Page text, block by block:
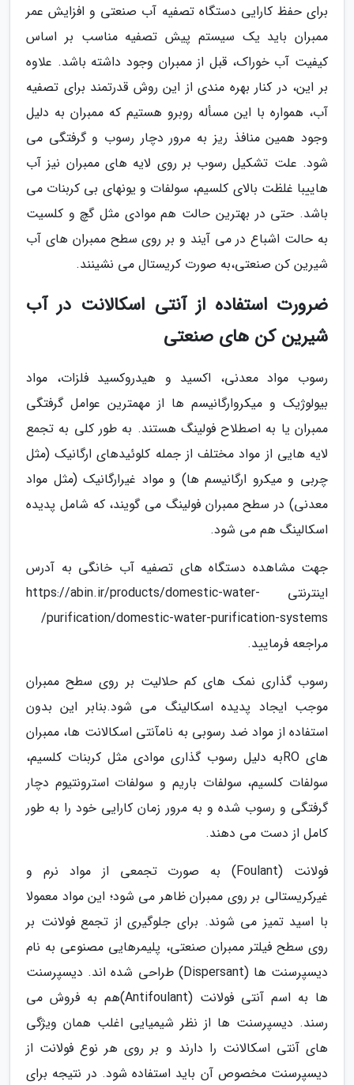
برای حفظ کارایی دستگاه تصفیه آب صنعتی و افزایش عمر
ممبران باید یک سیستم پیش تصفیه مناسب بر اساس
کیفیت آب خوراک، قبل از ممبران وجود داشته باشد. علاوه
بر این، در کنار بهره مندی از این روش قدرتمند برای تصفیه
آب، همواره با این مسأله روبرو هستیم که ممبران به دلیل
وجود همین منافذ ریز به مرور دچار رسوب و گرفتگی می
شود. علت تشکیل رسوب بر روی لایه های ممبران نیز آب
هاییبا غلظت بالای کلسیم، سولفات و یونهای بی کربنات می
باشد. حتی در بهترین حالت هم موادی مثل گچ و کلسیت
به حالت اشباع در می آیند و بر روی سطح ممبران های آب
شیرین کن صنعتی،به صورت کریستال می نشینند.
ضرورت استفاده از آنتی اسکالانت در آب
شیرین کن های صنعتی
رسوب مواد معدنی، اکسید و هیدروکسید فلزات، مواد
بیولوژیک و میکروارگانیسم ها از مهمترین عوامل گرفتگی
ممبران یا به اصطلاح فولینگ هستند. به طور کلی به تجمع
لایه هایی از مواد مختلف از جمله کلوئیدهای ارگانیک (مثل
چربی و میکرو ارگانیسم ها) و مواد غیرارگانیک (مثل مواد
معدنی) در سطح ممبران فولینگ می گویند، که شامل پدیده
اسکالینگ هم می شود.
جهت مشاهده دستگاه های تصفیه آب خانگی به آدرس
اینترنتی https://abin.ir/products/domestic-water-
purification/domestic-water-purification-systems/
مراجعه فرمایید.
رسوب گذاری نمک های کم حلالیت بر روی سطح ممبران
موجب ایجاد پدیده اسکالینگ می شود.بنابر این بدون
استفاده از مواد ضد رسوبی به نامآنتی اسکالانت ها، ممبران
های ROبه دلیل رسوب گذاری موادی مثل کربنات کلسیم،
سولفات کلسیم، سولفات باریم و سولفات استرونتیوم دچار
گرفتگی و رسوب شده و به مرور زمان کارایی خود را به طور
کامل از دست می دهند.
فولانت (Foulant) به صورت تجمعی از مواد نرم و
غیرکریستالی بر روی ممبران ظاهر می شود؛ این مواد معمولا
با اسید تمیز می شوند. برای جلوگیری از تجمع فولانت بر
روی سطح فیلتر ممبران صنعتی، پلیمرهایی مصنوعی به نام
دیسپرسنت ها (Dispersant) طراحی شده اند. دیسپرسنت
ها به اسم آنتی فولانت (Antifoulant)هم به فروش می
رسند. دیسپرسنت ها از نظر شیمیایی اغلب همان ویژگی
های آنتی اسکالانت را دارند و بر روی هر نوع فولانت از
دیسپرسنت مخصوص آن باید استفاده شود. در نتیجه برای